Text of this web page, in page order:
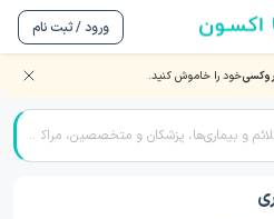
ورود / ثبت نام
خود را خاموش کنید.
مصوری